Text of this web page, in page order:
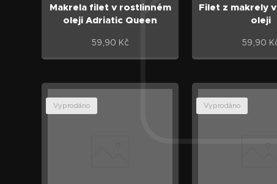
Makrela filet v rostlinném
oleji Adriatic Queen
59,90 Kč
Filet z makrely
oleji
59,90
Vyprodáno Vyprodáno